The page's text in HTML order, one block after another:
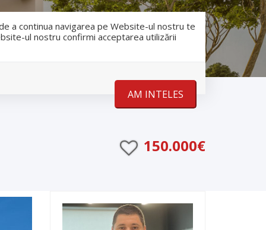
a continua navigarea pe Website-ul nostru te
ul nostru confirmi acceptarea utilizării
AM INTELES
RO RU
+37369883878
150.000€